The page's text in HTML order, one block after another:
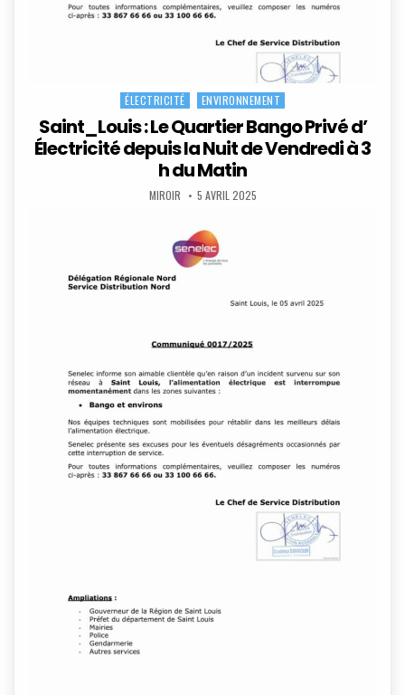
Posted
in
ÉLECTRICITÉ ENVIRONNEMENT
Saint_Louis : Le Quartier Bango Privé d’
Électricité depuis la Nuit de Vendredi à 3
h du Matin
AUTHOR:
MIROIR PUBLISHED
DATE:
5 AVRIL 2025